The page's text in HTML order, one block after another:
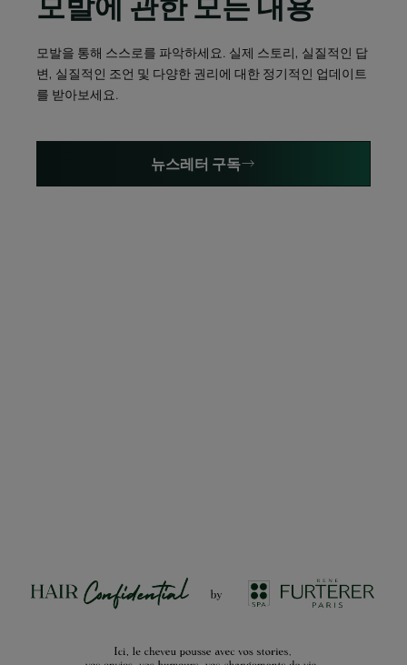
모발을 통해 스스로를 파악하세요. 실제 스토리, 실질적인 답
변, 실질적인 조언 및 다양한 권리에 대한 정기적인 업데이트
를 받아보세요.
뉴스레터 구독